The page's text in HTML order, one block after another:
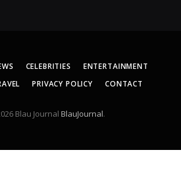
CELEBRITIES
ENTERTAINMENT
PRIVACY POLICY CONTACT
Blau Journal BlauJournal.